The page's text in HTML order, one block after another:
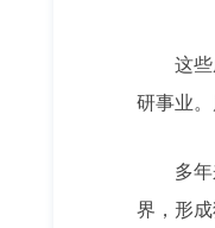
这
研事业
多
界，形